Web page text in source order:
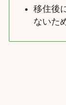
移住後
ないた